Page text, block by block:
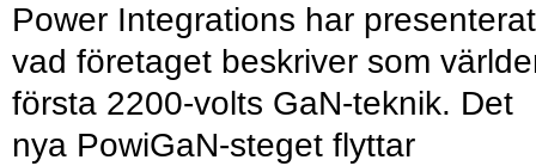
Power Integrations har presenterat
vad företaget beskriver som
första 2200-volts GaN-teknik. Det
nya PowiGaN-steget flyttar